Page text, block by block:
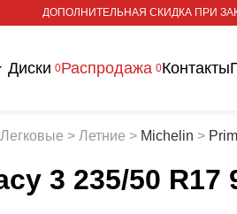
ДОПОЛНИТЕЛЬНАЯ СКИДКА ПРИ
Диски 0Распродажа 0Контакты
Легковые > Летние > Michelin >
3 235/50 R17